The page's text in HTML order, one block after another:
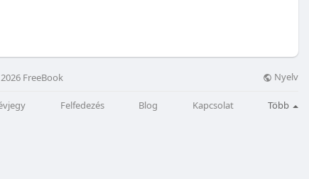
FreeBook Nyelv
Felfedezés Blog Kapcsolat Több